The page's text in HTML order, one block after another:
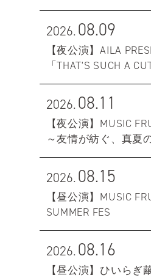
2026.08.09
【夜公演】AILA
「THAT'S SUCH A
2026.08.11
【夜公演】MUSIC
～友情が紡ぐ、真夏
2026.08.15
【昼公演】MUSIC
SUMMER FES
2026.08.16
【昼公演】ひいらぎ